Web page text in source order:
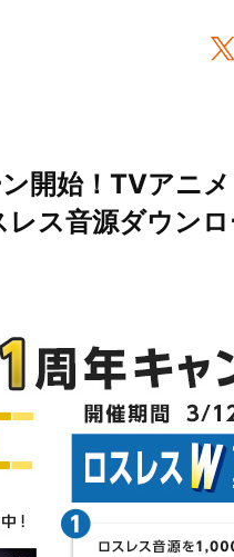
開始！TVアニメ
ス音源ダウン